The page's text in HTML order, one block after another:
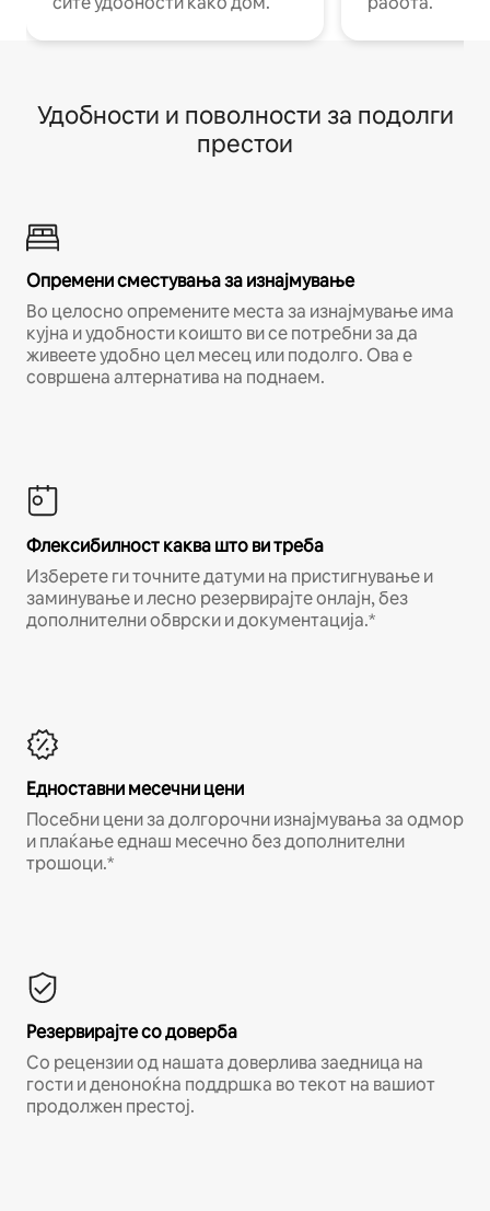
Удобности и поволности за подолги
престои
Опремени сместувања за изнајмување
Во целосно опремените места за изнајмување има
кујна и удобности коишто ви се потребни за да
живеете удобно цел месец или подолго. Ова е
совршена алтернатива на поднаем.
Флексибилност каква што ви треба
Изберете ги точните датуми на пристигнување и
заминување и лесно резервирајте онлајн, без
дополнителни обврски и документација.*
Едноставни месечни цени
Посебни цени за долгорочни изнајмувања за одмор
и плаќање еднаш месечно без дополнителни
трошоци.*
Резервирајте со доверба
Со рецензии од нашата доверлива заедница на
гости и деноноќна поддршка во текот на вашиот
продолжен престој.